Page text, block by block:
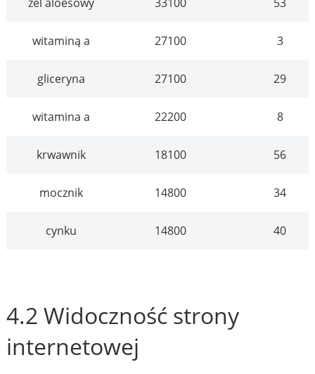
witaminą a 27100 3
gliceryna 27100 29
witamina a 22200 8
krwawnik 18100 56
mocznik 14800 34
cynku 14800 40
4.2 Widoczność strony
internetowej